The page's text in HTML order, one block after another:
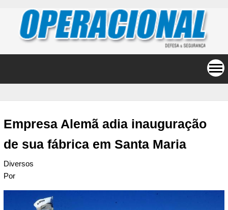
Empresa Alemã adia inauguração
de sua fábrica em Santa Maria
Diversos
Por